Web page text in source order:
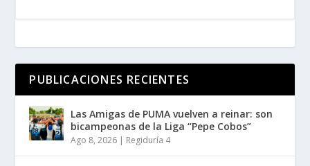
PUBLICACIONES RECIENTES
Las Amigas de PUMA vuelven a reinar: son
bicampeonas de la Liga “Pepe Cobos”
Ago 8, 2026 | Regiduría 4